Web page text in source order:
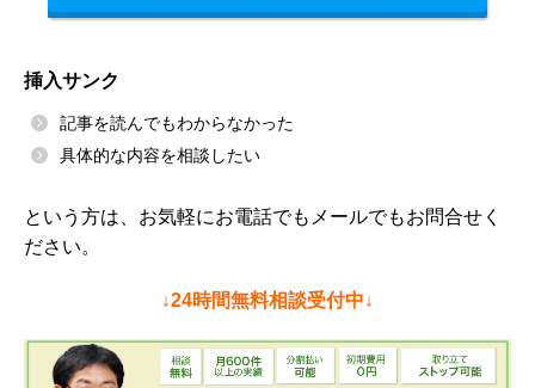
挿入サンク
記事を読んでもわからなかった
具体的な内容を相談したい
という方は、お気軽にお電話でもメールでもお問合せく
ださい。
↓24時間無料相談受付中↓